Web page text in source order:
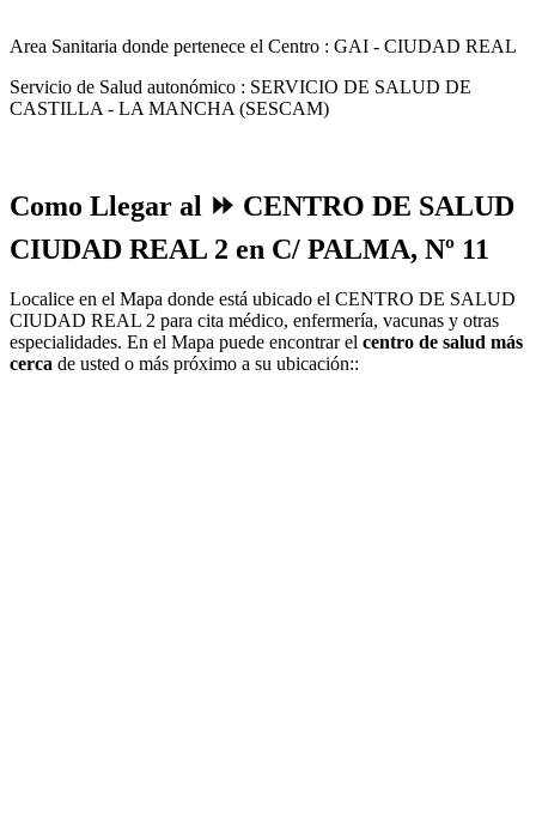
Area Sanitaria donde pertenece el Centro : GAI - CIUDAD REAL
Servicio de Salud autonómico : SERVICIO DE SALUD DE
CASTILLA - LA MANCHA (SESCAM)
Como Llegar al ⏩ CENTRO DE SALUD
CIUDAD REAL 2 en C/ PALMA, Nº 11
Localice en el Mapa donde está ubicado el CENTRO DE SALUD
CIUDAD REAL 2 para cita médico, enfermería, vacunas y otras
especialidades. En el Mapa puede encontrar el centro de salud más
cerca de usted o más próximo a su ubicación::